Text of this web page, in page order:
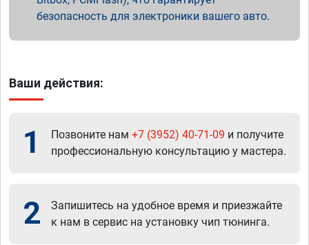
безопасность для электроники вашего авто.
Ваши действия:
1 Позвоните нам +7 (3952) 40-71-09 и получите
профессиональную консультацию у мастера.
2
Запишитесь на удобное время и приезжайте
к нам в сервис на установку чип тюнинга.